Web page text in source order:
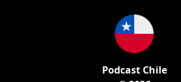
Podcast Chile